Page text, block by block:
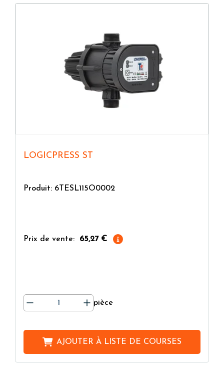
LOGICPRESS ST
Produit: 6TESL115O0002
Prix de vente: 65,27 €
pièce
AJOUTER À LISTE DE COURSES